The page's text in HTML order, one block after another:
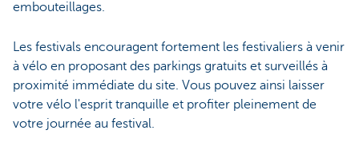
embouteillages.
Les festivals encouragent fortement les festivaliers à venir
à vélo en proposant des parkings gratuits et surveillés à
proximité immédiate du site. Vous pouvez ainsi laisser
votre vélo l'esprit tranquille et profiter pleinement de
votre journée au festival.